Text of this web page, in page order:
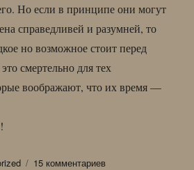
Но если в принципе они могут
справедливей и разумней, то
но возможное стоит перед
смертельно для тех
воображают, что их время —
15 комментариевк